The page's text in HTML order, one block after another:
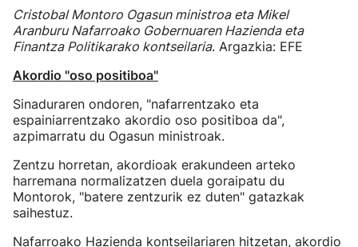
Cristobal Montoro Ogasun ministroa eta Mikel
Aranburu Nafarroako Gobernuaren Hazienda eta
Finantza Politikarako kontseilaria. Argazkia: EFE
Akordio "oso positiboa"
Sinaduraren ondoren, "nafarrentzako eta
espainiarrentzako akordio oso positiboa da",
azpimarratu du Ogasun ministroak.
Zentzu horretan, akordioak erakundeen arteko
harremana normalizatzen duela goraipatu du
Montorok, "batere zentzurik ez duten" gatazkak
saihestuz.
Nafarroako Hazienda kontseilariaren hitzetan, akordio